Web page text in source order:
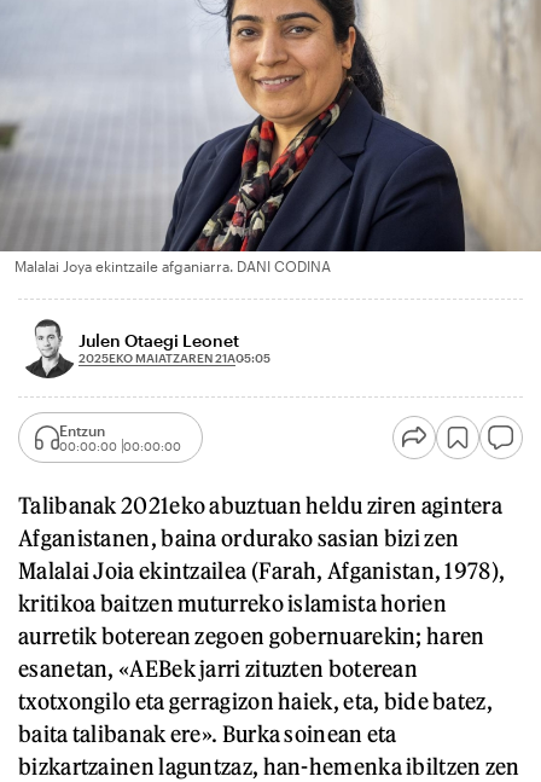
Malalai Joya ekintzaile afganiarra. DANI CODINA
Julen Otaegi Leonet
2025EKO MAIATZAREN 21A05:05
Entzun
00:00:00 00:00:00
Talibanak 2021eko abuztuan heldu ziren agintera
Afganistanen, baina ordurako sasian bizi zen
Malalai Joia ekintzailea (Farah, Afganistan, 1978),
kritikoa baitzen muturreko islamista horien
aurretik boterean zegoen gobernuarekin; haren
esanetan, «AEBek jarri zituzten boterean
txotxongilo eta gerragizon haiek, eta, bide batez,
baita talibanak ere». Burka soinean eta
bizkartzainen laguntzaz, han-hemenka ibiltzen zen